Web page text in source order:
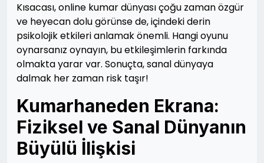
Kısacası, online kumar dünyası çoğu zaman özgür
ve heyecan dolu görünse de, içindeki derin
psikolojik etkileri anlamak önemli. Hangi oyunu
oynarsanız oynayın, bu etkileşimlerin farkında
olmakta yarar var. Sonuçta, sanal dünyaya
dalmak her zaman risk taşır!
Kumarhaneden Ekrana:
Fiziksel ve Sanal Dünyanın
Büyülü İlişkisi